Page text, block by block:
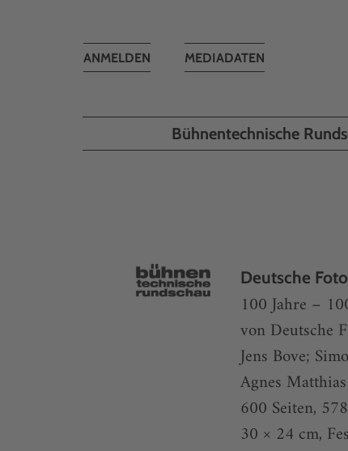
MEDIADATEN
Toggle
ANMELDEN
Bühnentechnische
Deutsche
100 Jahre –
von Deutsche
Jens Bove;
Agnes
600 Seiten,
30 × 24 cm,